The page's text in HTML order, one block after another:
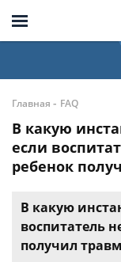
Главная - FAQ
В какую
если
ребенок
В какую
воспитатель
получил